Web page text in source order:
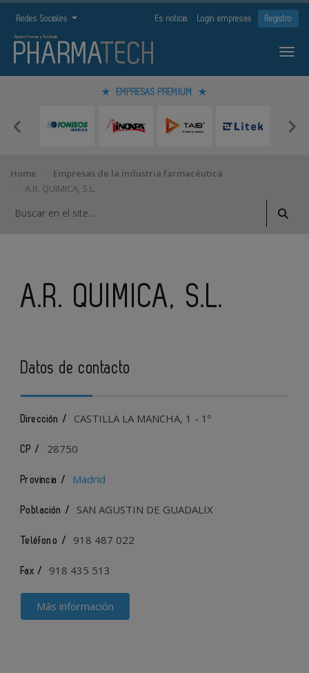
Redes Sociales Es noticia Login empresas Registro
EMPRESAS PREMIUM
Home
Empresas de la industria farmacéutica
A.R. QUIMICA, S.L.
A.R. QUIMICA, S.L.
Datos de contacto
Dirección / CASTILLA LA MANCHA, 1 - 1º
CP / 28750
Provincia / Madrid
Población / SAN AGUSTIN DE GUADALIX
Teléfono / 918 487 022
Fax / 918 435 513
Más información